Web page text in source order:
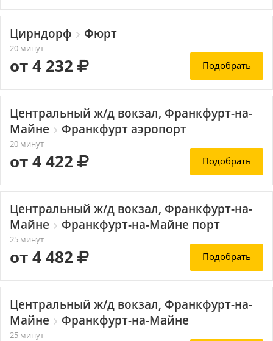
Цирндорф Фюрт
20 минут
от 4 232 Подобрать
Центральный ж/д вокзал, Франкфурт-на-
Майне
Франкфурт аэропорт
20 минут
от 4 422 Подобрать
Центральный ж/д вокзал, Франкфурт-на-
Майне
Франкфурт-на-Майне порт
25 минут
от 4 482 Подобрать
Центральный ж/д вокзал, Франкфурт-на-
Майне
Франкфурт-на-Майне
25 минут